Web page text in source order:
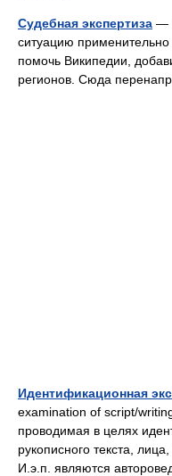
Судебная экспертиза —
ситуацию
помочь Википедии,
регионов. Сюда
Идентификационная
examination of script/
проводимая в целях
рукописного текста,
И.э.п. являются